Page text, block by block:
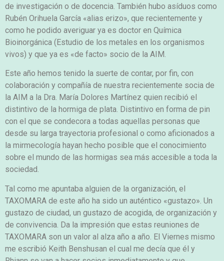
de investigación o de docencia. También hubo asíduos como
Rubén Orihuela García «alias erizo», que recientemente y
como he podido averiguar ya es doctor en Química
Bioinorgánica (Estudio de los metales en los organismos
vivos) y que ya es «de facto» socio de la AIM.
Este año hemos tenido la suerte de contar, por fin, con
colaboración y compañía de nuestra recientemente socia de
la AIM a la Dra. María Dolores Martínez quien recibió el
distintivo de la hormiga de plata. Distintivo en forma de pin
con el que se condecora a todas aquellas personas que
desde su larga trayectoria profesional o como aficionados a
la mirmecología hayan hecho posible que el conocimiento
sobre el mundo de las hormigas sea más accesible a toda la
sociedad.
Tal como me apuntaba alguien de la organización, el
TAXOMARA de este año ha sido un auténtico «gustazo». Un
gustazo de ciudad, un gustazo de acogida, de organización y
de convivencia. Da la impresión que estas reuniones de
TAXOMARA son un valor al alza año a año. El Viernes mismo
me escribió Keith Benshusan el cual me decía que él y